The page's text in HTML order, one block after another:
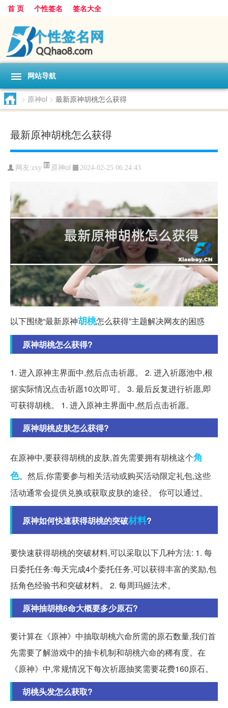
首 页 个性签名 签名大全
网站导航
> 原神ol > 最新原神胡桃怎么获得
最新原神胡桃怎么获得
网友:zxy 原神ol 2024-02-25 06:24:43
以下围绕“最新原神胡桃怎么获得”主题解决网友的困惑
原神胡桃怎么获得?
1. 进入原神主界面中,然后点击祈愿。 2. 进入祈愿池中,根
据实际情况点击祈愿10次即可。 3. 最后反复进行祈愿,即
可获得胡桃。 1. 进入原神主界面中,然后点击祈愿。
原神胡桃皮肤怎么获得?
在原神中,要获得胡桃的皮肤,首先需要拥有胡桃这个角
色。然后,你需要参与相关活动或购买活动限定礼包,这些
活动通常会提供兑换或获取皮肤的途径。 你可以通过。
原神如何快速获得胡桃的突破材料?
要快速获得胡桃的突破材料,可以采取以下几种方法: 1. 每
日委托任务:每天完成4个委托任务,可以获得丰富的奖励,包
括角色经验书和突破材料。 2. 每周玛姬法术。
原神抽胡桃6命大概要多少原石?
要计算在《原神》中抽取胡桃六命所需的原石数量,我们首
先需要了解游戏中的抽卡机制和胡桃六命的稀有度。在
《原神》中,常规情况下每次祈愿抽奖需要花费160原石。
胡桃头发怎么获取?